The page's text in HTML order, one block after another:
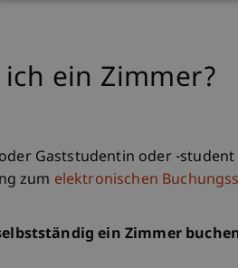
ein Zimmer?
Gaststudentin oder -
zum elektronischen
ein Zimmer